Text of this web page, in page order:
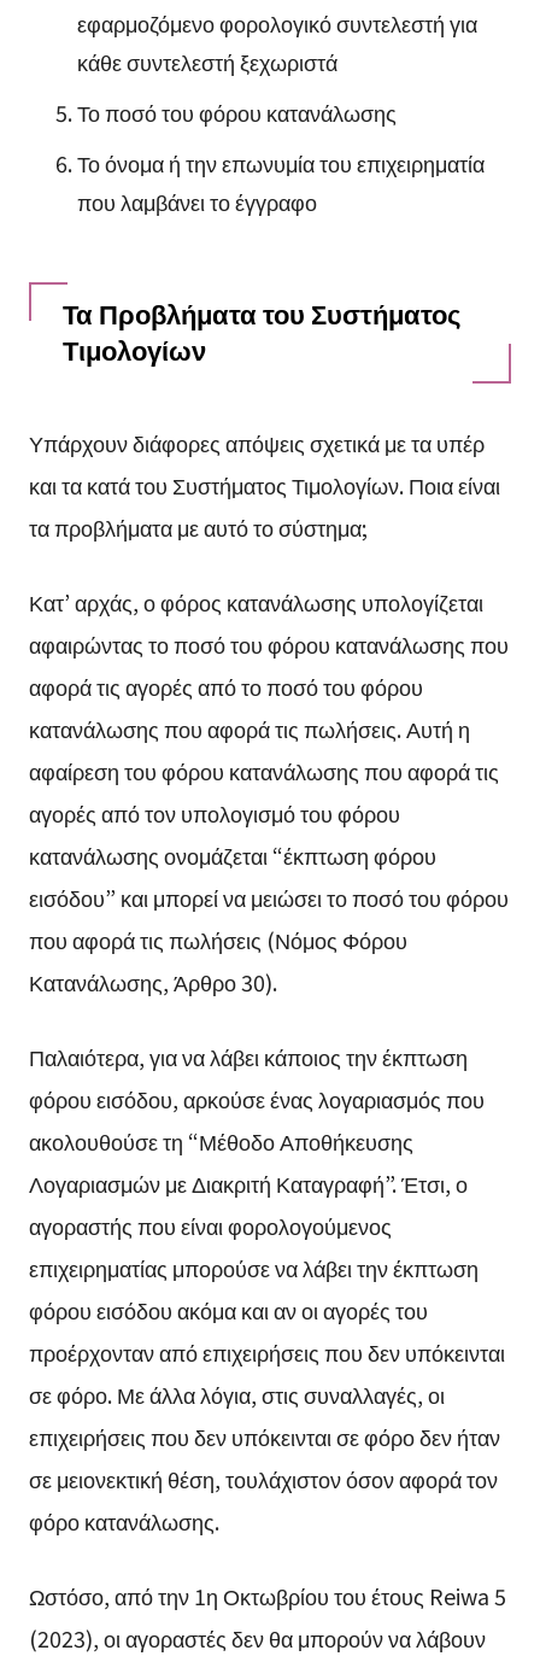
εφαρμοζόμενο φορολογικό συντελεστή για
κάθε συντελεστή ξεχωριστά
Το ποσό του φόρου κατανάλωσης
Το όνομα ή την επωνυμία του επιχειρηματία
που λαμβάνει το έγγραφο
Τα Προβλήματα του Συστήματος
Τιμολογίων
Υπάρχουν διάφορες απόψεις σχετικά με τα υπέρ
και τα κατά του Συστήματος Τιμολογίων. Ποια είναι
τα προβλήματα με αυτό το σύστημα;
Κατ’ αρχάς, ο φόρος κατανάλωσης υπολογίζεται
αφαιρώντας το ποσό του φόρου κατανάλωσης που
αφορά τις αγορές από το ποσό του φόρου
κατανάλωσης που αφορά τις πωλήσεις. Αυτή η
αφαίρεση του φόρου κατανάλωσης που αφορά τις
αγορές από τον υπολογισμό του φόρου
κατανάλωσης ονομάζεται “έκπτωση φόρου
εισόδου” και μπορεί να μειώσει το ποσό του φόρου
που αφορά τις πωλήσεις (Νόμος Φόρου
Κατανάλωσης, Άρθρο 30).
Παλαιότερα, για να λάβει κάποιος την έκπτωση
φόρου εισόδου, αρκούσε ένας λογαριασμός που
ακολουθούσε τη “Μέθοδο Αποθήκευσης
Λογαριασμών με Διακριτή Καταγραφή”. Έτσι, ο
αγοραστής που είναι φορολογούμενος
επιχειρηματίας μπορούσε να λάβει την έκπτωση
φόρου εισόδου ακόμα και αν οι αγορές του
προέρχονταν από επιχειρήσεις που δεν υπόκεινται
σε φόρο. Με άλλα λόγια, στις συναλλαγές, οι
επιχειρήσεις που δεν υπόκεινται σε φόρο δεν ήταν
σε μειονεκτική θέση, τουλάχιστον όσον αφορά τον
φόρο κατανάλωσης.
Ωστόσο, από την 1η Οκτωβρίου του έτους Reiwa 5
(2023), οι αγοραστές δεν θα μπορούν να λάβουν